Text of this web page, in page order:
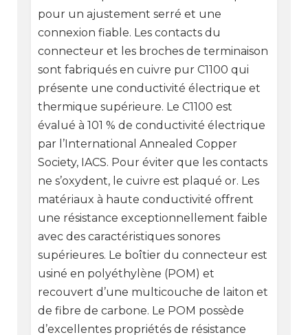
pour un ajustement serré et une
connexion fiable. Les contacts du
connecteur et les broches de terminaison
sont fabriqués en cuivre pur C1100 qui
présente une conductivité électrique et
thermique supérieure. Le C1100 est
évalué à 101 % de conductivité électrique
par l’International Annealed Copper
Society, IACS. Pour éviter que les contacts
ne s’oxydent, le cuivre est plaqué or. Les
matériaux à haute conductivité offrent
une résistance exceptionnellement faible
avec des caractéristiques sonores
supérieures. Le boîtier du connecteur est
usiné en polyéthylène (POM) et
recouvert d’une multicouche de laiton et
de fibre de carbone. Le POM possède
d’excellentes propriétés de résistance